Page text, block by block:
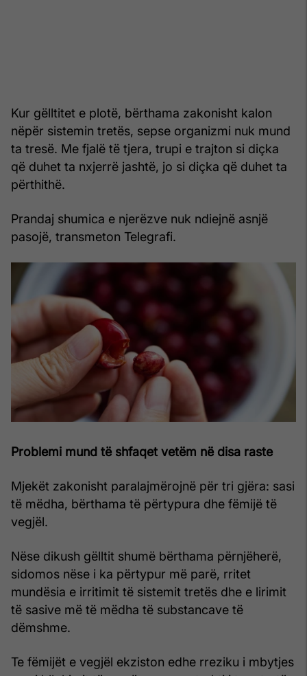
Kur gëlltitet e plotë, bërthama zakonisht kalon
nëpër sistemin tretës, sepse organizmi nuk mund
ta tresë. Me fjalë të tjera, trupi e trajton si diçka
që duhet ta nxjerrë jashtë, jo si diçka që duhet ta
përthithë.
Prandaj shumica e njerëzve nuk ndiejnë asnjë
pasojë, transmeton Telegrafi.
Problemi mund të shfaqet vetëm në disa raste
Mjekët zakonisht paralajmërojnë për tri gjëra: sasi
të mëdha, bërthama të përtypura dhe fëmijë të
vegjël.
Nëse dikush gëlltit shumë bërthama përnjëherë,
sidomos nëse i ka përtypur më parë, rritet
mundësia e irritimit të sistemit tretës dhe e lirimit
të sasive më të mëdha të substancave të
dëmshme.
Te fëmijët e vegjël ekziston edhe rreziku i mbytjes